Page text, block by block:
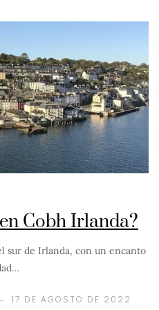
Cobh Irlanda?
sur de Irlanda, con un encanto
17 DE AGOSTO DE 2022